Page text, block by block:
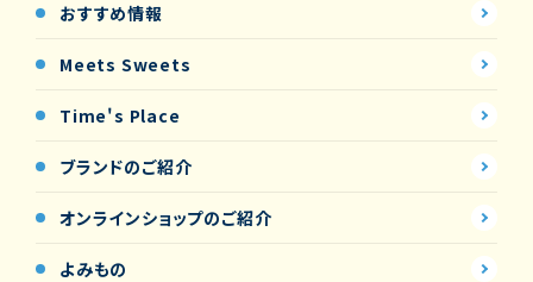
おすすめ情報
Meets Sweets
Time's Place
ブランドのご紹介
オンラインショップのご紹介
よみもの